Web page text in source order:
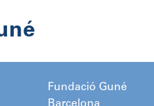
Fundació Guné